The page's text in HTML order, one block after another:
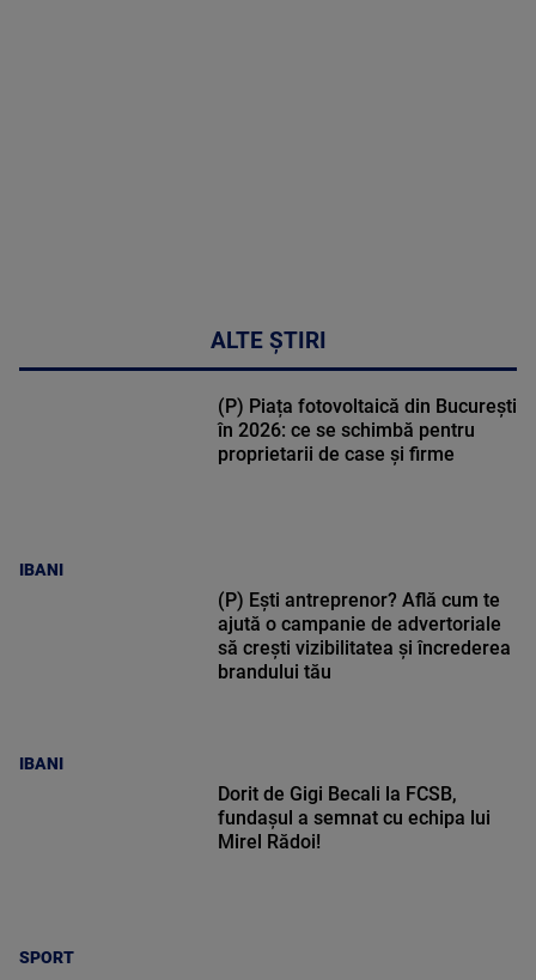
ALTE ȘTIRI
IBANI
(P) Piața fotovoltaică din București
în 2026: ce se schimbă pentru
proprietarii de case și firme
IBANI
(P) Ești antreprenor? Află cum te
ajută o campanie de advertoriale
să crești vizibilitatea și încrederea
brandului tău
SPORT
Dorit de Gigi Becali la FCSB,
fundașul a semnat cu echipa lui
Mirel Rădoi!